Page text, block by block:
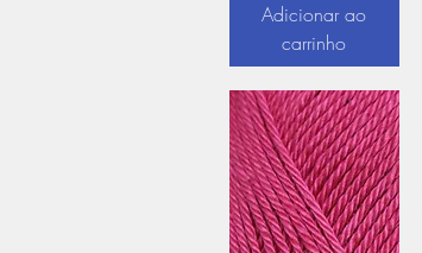
Adicionar ao
carrinho